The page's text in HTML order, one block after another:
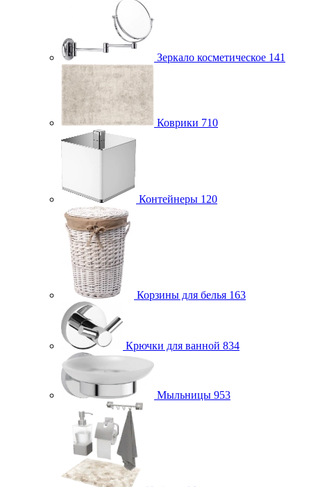
Зеркало косметическое 141
Коврики 710
Контейнеры 120
Корзины для белья 163
Крючки для ванной 834
Мыльницы 953